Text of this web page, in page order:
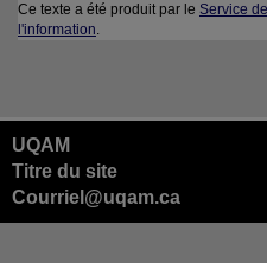
Ce texte a été produit par le Service
l'information.
UQAM
Titre du site
Courriel@uqam.ca